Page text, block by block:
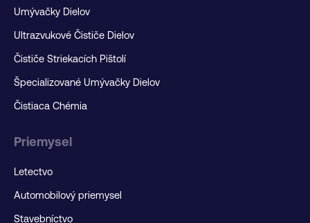
Umývačky Dielov
Ultrazvukové Čističe Dielov
Čističe Striekacích Pištolí
Špecializované Umývačky Dielov
Čistiaca Chémia
Priemysel
Letectvo
Automobilový priemysel
Stavebníctvo